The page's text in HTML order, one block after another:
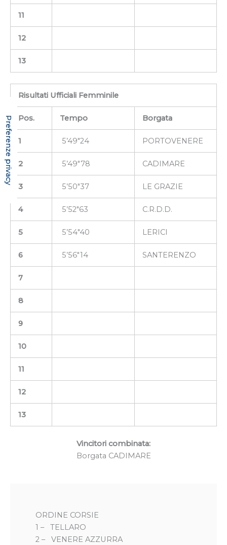
11
12
13
Risultati Ufficiali Femminile
Pos. Tempo Borgata
1 5’49″24 PORTOVENERE
2 5’49″78 CADIMARE
3 5’50″37 LE GRAZIE
4 5’52″63 C.R.D.D.
5 5’54″40 LERICI
6 5’56″14 SANTERENZO
7
8
9
10
11
12
13
Vincitori combinata:
Borgata CADIMARE
ORDINE CORSIE
1 – TELLARO
2 – VENERE AZZURRA